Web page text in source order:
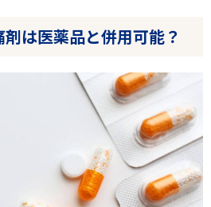
は医薬品と併用可能？